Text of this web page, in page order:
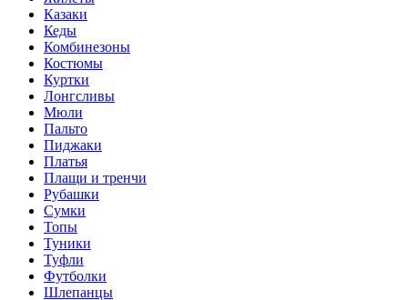
Казаки
Кеды
Комбинезоны
Костюмы
Куртки
Лонгсливы
Мюли
Пальто
Пиджаки
Платья
Плащи и тренчи
Рубашки
Сумки
Топы
Туники
Туфли
Футболки
Шлепанцы